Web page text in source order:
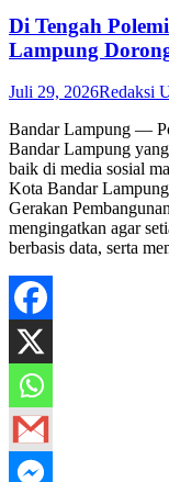
Di Tengah
Lampung
Juli 29, 2026Redaksi
Bandar Lampung —
Bandar Lampung
baik di media sosial
Kota Bandar
Gerakan
mengingatkan agar
berbasis data, serta